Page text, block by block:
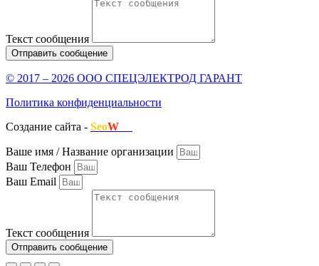
Текст сообщения
Отправить сообщение
© 2017 – 2026 ООО СПЕЦЭЛЕКТРОД ГАРАНТ
Политика конфиденциальности
Создание сайта - SeoW.ru
Ваше имя / Название организации
Ваш Телефон
Ваш Email
Текст сообщения
Отправить сообщение